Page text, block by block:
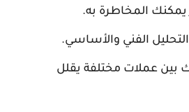
يمكنك المخاطرة به.
الفني والأساسي.
بين عملات مختلفة يقلل